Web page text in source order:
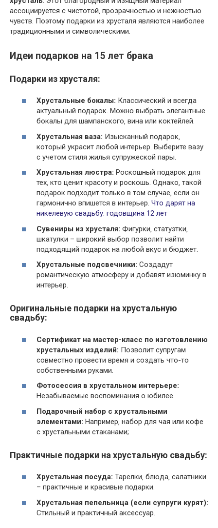
ассоциируется с чистотой‚ прозрачностью и нежностью
чувств. Поэтому подарки из хрусталя являются наиболее
традиционными и символическими.
Идеи подарков на 15 лет брака
Подарки из хрусталя:
Хрустальные бокалы: Классический и всегда
актуальный подарок. Можно выбрать элегантные
бокалы для шампанского‚ вина или коктейлей.
Хрустальная ваза: Изысканный подарок‚
который украсит любой интерьер. Выберите вазу
с учетом стиля жилья супружеской пары.
Хрустальная люстра: Роскошный подарок для
тех‚ кто ценит красоту и роскошь. Однако‚ такой
подарок подходит только в том случае‚ если он
гармонично впишется в интерьер. Что дарят на
никелевую свадьбу: годовщина 12 лет
Сувениры из хрусталя: Фигурки‚ статуэтки‚
шкатулки – широкий выбор позволит найти
подходящий подарок на любой вкус и бюджет.
Хрустальные подсвечники: Создадут
романтическую атмосферу и добавят изюминку в
интерьер.
Оригинальные подарки на хрустальную
свадьбу:
Сертификат на мастер-класс по изготовлению
хрустальных изделий: Позволит супругам
совместно провести время и создать что-то
собственными руками.
Фотосессия в хрустальном интерьере:
Незабываемые воспоминания о юбилее.
Подарочный набор с хрустальными
элементами: Например‚ набор для чая или кофе
с хрустальными стаканами;
Практичные подарки на хрустальную свадьбу:
Хрустальная посуда: Тарелки‚ блюда‚ салатники
– практичные и красивые подарки.
Хрустальная пепельница (если супруги курят):
Стильный и практичный аксессуар.